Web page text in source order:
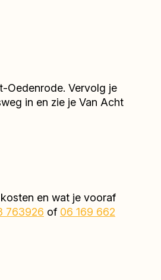
Oedenrode. Vervolg je
in en zie je Van Acht
en wat je vooraf
763926 of 06 169 662